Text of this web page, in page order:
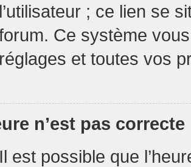
l’utilisateur ; ce lien se
Ce système
réglages et toutes vos
n’est pas correcte
Il est possible que